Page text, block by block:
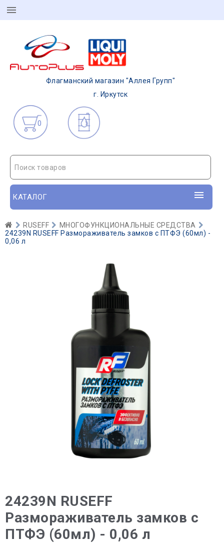
Флагманский магазин "Аллея Групп"
г. Иркутск
0
Поиск товаров
КАТАЛОГ
RUSEFF
МНОГОФУНКЦИОНАЛЬНЫЕ СРЕДСТВА
24239N RUSEFF Размораживатель замков с ПТФЭ (60мл) -
0,06 л
24239N RUSEFF
Размораживатель замков с
ПТФЭ (60мл) - 0,06 л